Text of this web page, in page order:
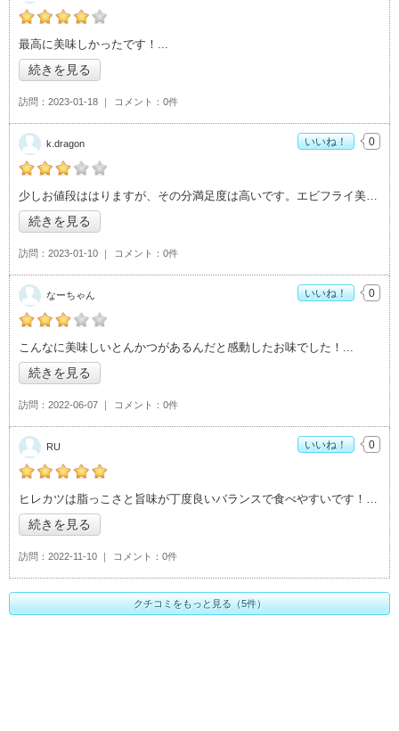
の「かつ善」おすすめ度：
最高に美味しかったです！
続きを見る
訪問 2023-01-18 コメント 0件
の「かつ善」おすすめ度：3
続きを見る
訪問 2023-01-10 コメント 0件
k.dragon いいね！ 0
の「かつ善」おすすめ度：3
こんなに美味しいとんかつがあるんだと感動したお味でした！
続きを見る
訪問 2022-06-07 コメント 0件
なーちゃん いいね！ 0
の「かつ善」おすすめ度：5
続きを見る
訪問 2022-11-10 コメント 0件
RU いいね！ 0
クチコミをもっと見る（5件）